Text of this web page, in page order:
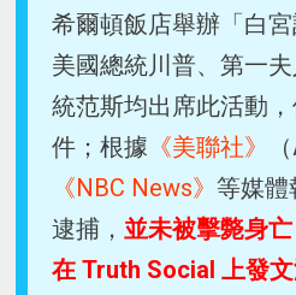
希爾頓飯店舉辦「白
美國總統川普、第一
統范斯均出席此活動
件；根據 《美聯社》
《NBC News》等媒體
逮捕，並未被擊斃身
在 Truth Social 上發